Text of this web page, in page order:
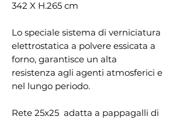
342 X H.265 cm
Lo speciale sistema di verniciatura
elettrostatica a polvere essicata a
forno, garantisce un alta
resistenza agli agenti atmosferici e
nel lungo periodo.
Rete 25x25 adatta a pappagalli di